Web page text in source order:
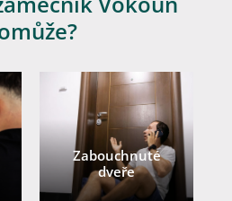
Zabouchnuté
dveře